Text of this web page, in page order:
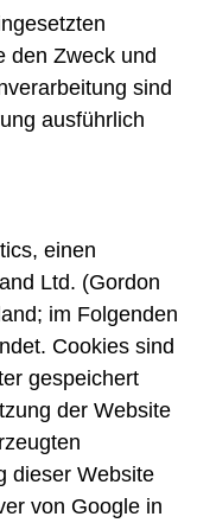
den Zweck und
sind
ausführlich
einen
Ltd. (Gordon
im Folgenden
Cookies sind
gespeichert
der Website
dieser Website
von Google in